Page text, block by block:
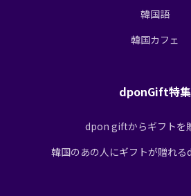
韓国語
韓国カフェ
dponGift特集
dpon giftからギフトを
韓国のあの人にギフトが贈れ